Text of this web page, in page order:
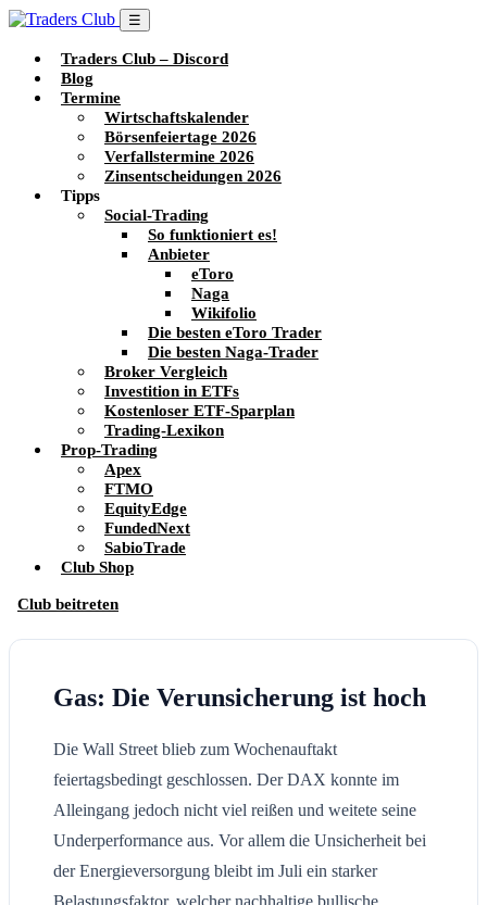
☰
Traders Club – Discord
Blog
Termine
Wirtschaftskalender
Börsenfeiertage 2026
Verfallstermine 2026
Zinsentscheidungen 2026
Tipps
Social-Trading
So funktioniert es!
Anbieter
eToro
Naga
Wikifolio
Die besten eToro Trader
Die besten Naga-Trader
Broker Vergleich
Investition in ETFs
Kostenloser ETF-Sparplan
Trading-Lexikon
Prop-Trading
Apex
FTMO
EquityEdge
FundedNext
SabioTrade
Club Shop
Club beitreten
Gas: Die Verunsicherung ist hoch
Die Wall Street blieb zum Wochenauftakt
feiertagsbedingt geschlossen. Der DAX konnte im
Alleingang jedoch nicht viel reißen und weitete seine
Underperformance aus. Vor allem die Unsicherheit bei
der Energieversorgung bleibt im Juli ein starker
Belastungsfaktor, welcher nachhaltige bullische